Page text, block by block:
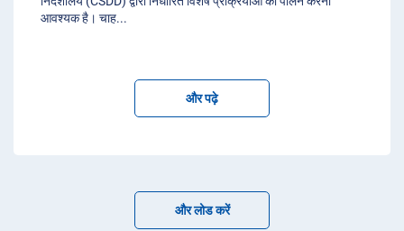
आवश्यक है। चाह...
और पढ़े
और लोड करें